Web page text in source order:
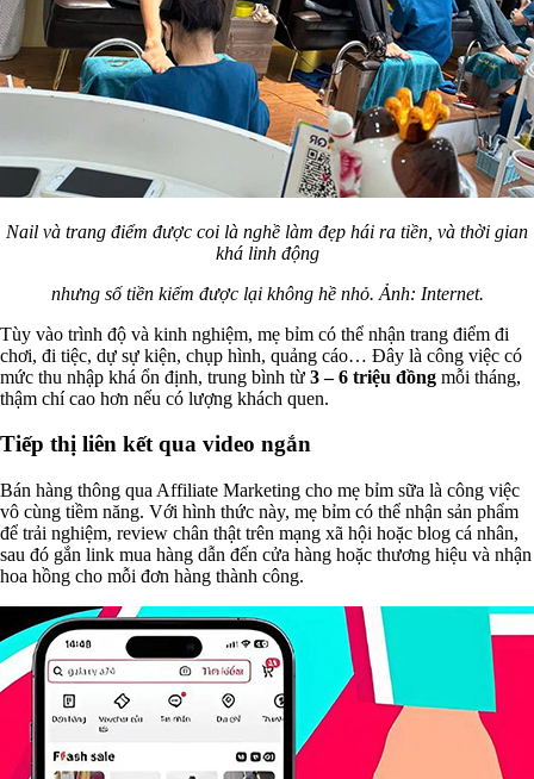
Nail và trang điểm được coi là nghề làm đẹp hái ra tiền, và thời gian
khá linh động
nhưng số tiền kiếm được lại không hề nhỏ. Ảnh: Internet.
Tùy vào trình độ và kinh nghiệm, mẹ bỉm có thể nhận trang điểm đi
chơi, đi tiệc, dự sự kiện, chụp hình, quảng cáo… Đây là công việc có
mức thu nhập khá ổn định, trung bình từ 3 – 6 triệu đồng mỗi tháng,
thậm chí cao hơn nếu có lượng khách quen.
Tiếp thị liên kết qua video ngắn
Bán hàng thông qua Affiliate Marketing cho mẹ bỉm sữa là công việc
vô cùng tiềm năng. Với hình thức này, mẹ bỉm có thể nhận sản phẩm
để trải nghiệm, review chân thật trên mạng xã hội hoặc blog cá nhân,
sau đó gắn link mua hàng dẫn đến cửa hàng hoặc thương hiệu và nhận
hoa hồng cho mỗi đơn hàng thành công.